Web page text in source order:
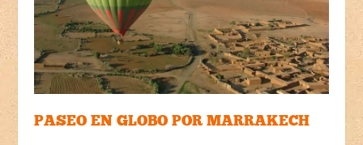
PASEO EN GLOBO POR MARRAKECH